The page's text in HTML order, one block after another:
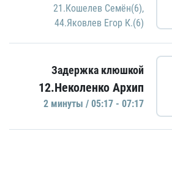
21.Кошелев Семён(6),
44.Яковлев Егор К.(6)
Задержка клюшкой
12.Неколенко Архип
2 минуты / 05:17 - 07:17